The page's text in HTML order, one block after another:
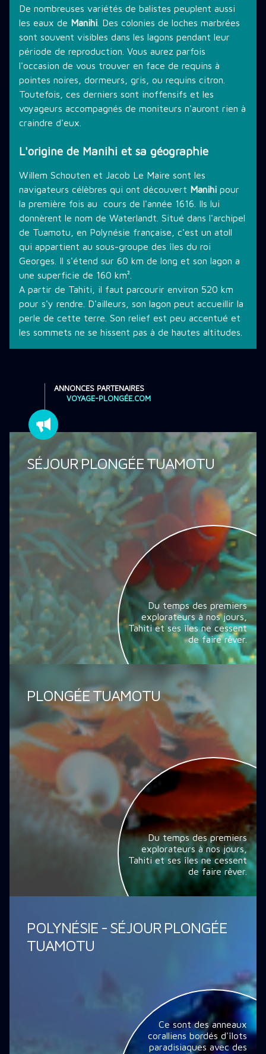
De nombreuses variétés de balistes peuplent aussi
les eaux de Manihi . Des colonies de loches marbrées
sont souvent visibles dans les lagons pendant leur
période de reproduction. Vous aurez parfois
l'occasion de vous trouver en face de requins à
pointes noires, dormeurs, gris, ou requins citron.
Toutefois, ces derniers sont inoffensifs et les
voyageurs accompagnés de moniteurs n'auront rien à
craindre d'eux.
L'origine de Manihi et sa géographie
Willem Schouten et Jacob Le Maire sont les
navigateurs célèbres qui ont découvert Manihi pour
la première fois au cours de l'année 1616. Ils lui
donnèrent le nom de Waterlandt. Situé dans l'archipel
de Tuamotu, en Polynésie française, c'est un atoll
qui appartient au sous-groupe des îles du roi
Georges. Il s'étend sur 60 km de long et son lagon a
une superficie de 160 km².
A partir de Tahiti, il faut parcourir environ 520 km
pour s'y rendre. D'ailleurs, son lagon peut accueillir la
perle de cette terre. Son relief est peu accentué et
les sommets ne se hissent pas à de hautes altitudes.
ANNONCES PARTENAIRES
VOYAGE-PLONGÉE.COM
SÉJOUR PLONGÉE TUAMOTU
Du temps des premiers
explorateurs à nos jours,
Tahiti et ses îles ne cessent
de faire rêver.
PLONGÉE TUAMOTU
Du temps des premiers
explorateurs à nos jours,
Tahiti et ses îles ne cessent
de faire rêver.
POLYNÉSIE - SÉJOUR PLONGÉE
TUAMOTU
Ce sont des anneaux
coralliens bordés d'îlots
paradisiaques avec des